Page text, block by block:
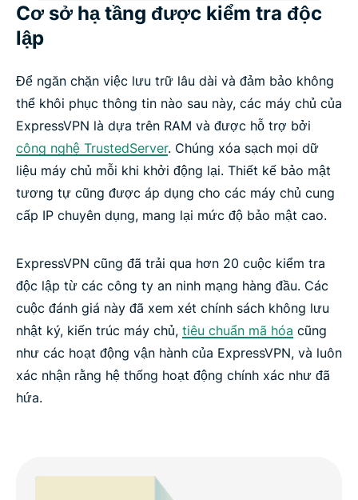
Cơ sở hạ tầng được kiểm tra độc
lập
Để ngăn chặn việc lưu trữ lâu dài và đảm bảo không
thể khôi phục thông tin nào sau này, các máy chủ của
ExpressVPN là dựa trên RAM và được hỗ trợ bởi
công nghệ TrustedServer. Chúng xóa sạch mọi dữ
liệu máy chủ mỗi khi khởi động lại. Thiết kế bảo mật
tương tự cũng được áp dụng cho các máy chủ cung
cấp IP chuyên dụng, mang lại mức độ bảo mật cao.
ExpressVPN cũng đã trải qua hơn 20 cuộc kiểm tra
độc lập từ các công ty an ninh mạng hàng đầu. Các
cuộc đánh giá này đã xem xét chính sách không lưu
nhật ký, kiến trúc máy chủ, tiêu chuẩn mã hóa cũng
như các hoạt động vận hành của ExpressVPN, và luôn
xác nhận rằng hệ thống hoạt động chính xác như đã
hứa.